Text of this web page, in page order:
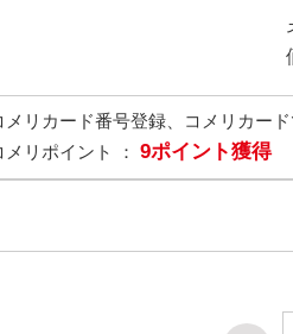
メリカード番号登録、コメリカー
メリポイント ： 9ポイント獲得